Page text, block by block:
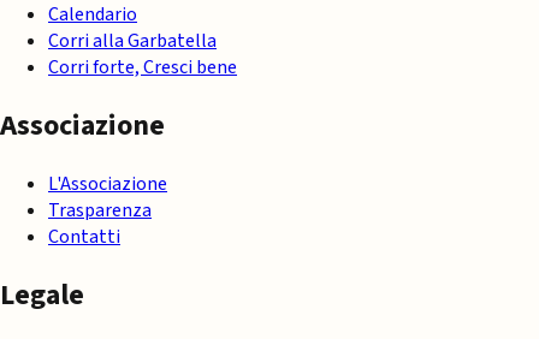
Calendario
Corri alla Garbatella
Corri forte, Cresci bene
Associazione
L'Associazione
Trasparenza
Contatti
Legale